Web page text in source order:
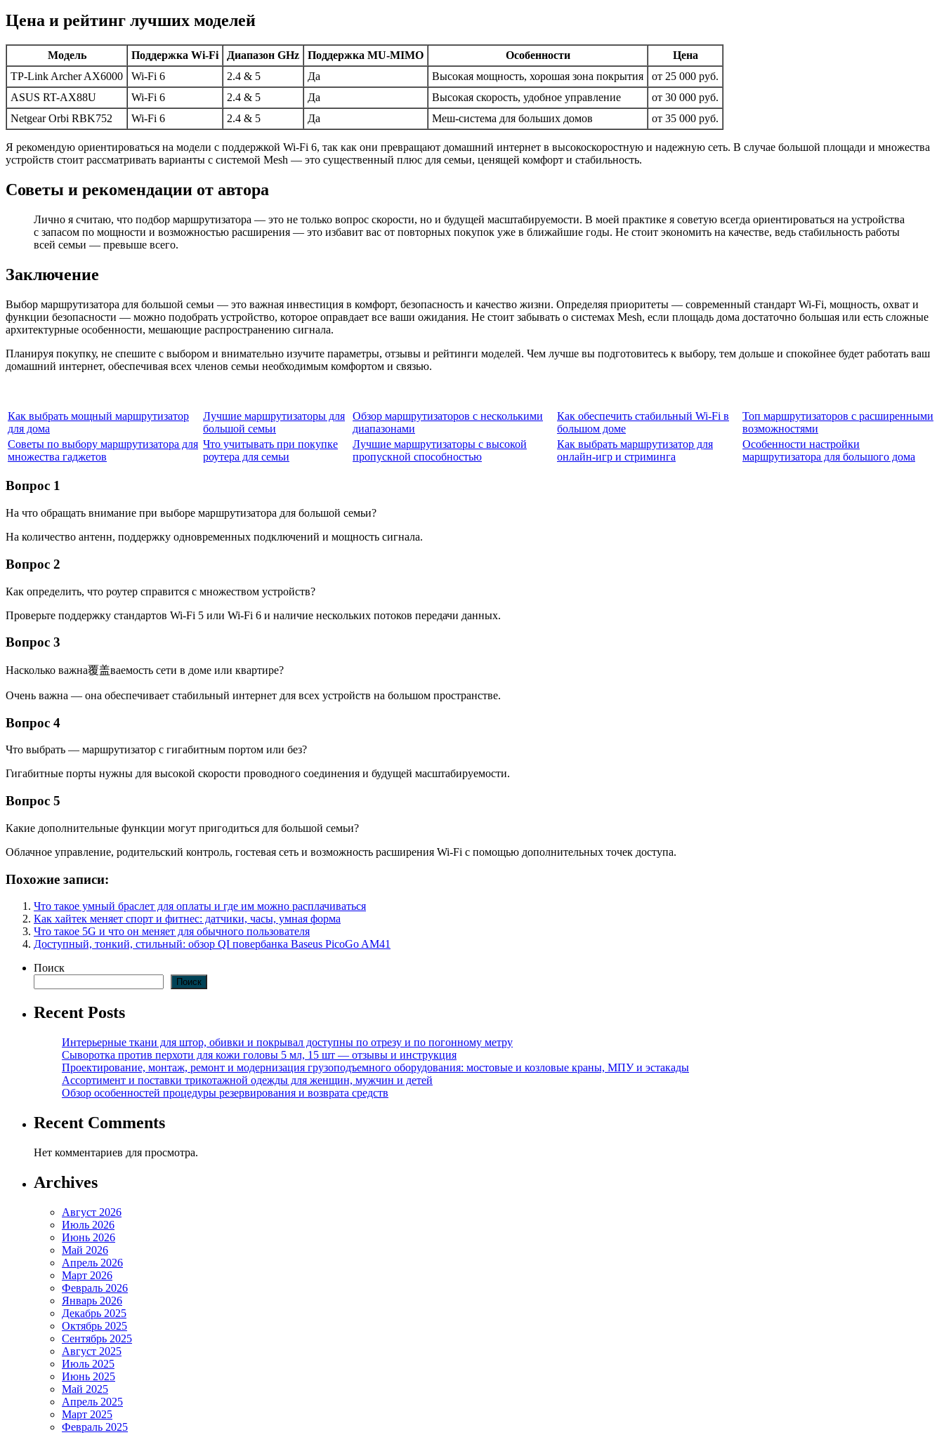
Цена и рейтинг лучших моделей
Модель Поддержка Wi-Fi Диапазон GHz Поддержка MU-MIMO Особенности
Цена
TP-Link Archer AX6000
Wi-Fi 6 2.4 & 5 Да Высокая мощность, хорошая зона покрытия
от 25 000 руб.
ASUS RT-AX88U
Wi-Fi 6 2.4 & 5 Да Высокая скорость, удобное управление
от 30 000 руб.
Netgear Orbi RBK752
Wi-Fi 6 2.4 & 5 Да Меш-система для больших домов от 35 000 руб.
Я рекомендую ориентироваться на модели с поддержкой Wi-Fi 6, так как они превращают домашний интернет в высокоскоростную и надежную сеть. В случае большой площади и множества
устройств стоит рассматривать варианты с системой Mesh — это существенный плюс для семьи, ценящей комфорт и стабильность.
Советы и рекомендации от автора
Лично я считаю, что подбор маршрутизатора — это не только вопрос скорости, но и будущей масштабируемости. В моей практике я советую всегда ориентироваться на устройства
с запасом по мощности и возможностью расширения — это избавит вас от повторных покупок уже в ближайшие годы. Не стоит экономить на качестве, ведь стабильность работы
всей семьи — превыше всего.
Заключение
Выбор маршрутизатора для большой семьи — это важная инвестиция в комфорт, безопасность и качество жизни. Определяя приоритеты — современный стандарт Wi-Fi, мощность, охват и
функции безопасности — можно подобрать устройство, которое оправдает все ваши ожидания. Не стоит забывать о системах Mesh, если площадь дома достаточно большая или есть сложные
архитектурные особенности, мешающие распространению сигнала.
Планируя покупку, не спешите с выбором и внимательно изучите параметры, отзывы и рейтинги моделей. Чем лучше вы подготовитесь к выбору, тем дольше и спокойнее будет работать ваш
домашний интернет, обеспечивая всех членов семьи необходимым комфортом и связью.
Как выбрать мощный маршрутизатор
для дома
Лучшие маршрутизаторы для
большой семьи
Обзор маршрутизаторов с несколькими
диапазонами
Как обеспечить стабильный Wi-Fi в
большом доме
Топ маршрутизаторов с расширенными
возможностями
Советы по выбору маршрутизатора для
множества гаджетов
Что учитывать при покупке
роутера для семьи
Лучшие маршрутизаторы с высокой
пропускной способностью
Как выбрать маршрутизатор для
онлайн-игр и стриминга
Особенности настройки
маршрутизатора для большого дома
Вопрос 1
На что обращать внимание при выборе маршрутизатора для большой семьи?
На количество антенн, поддержку одновременных подключений и мощность сигнала.
Вопрос 2
Как определить, что роутер справится с множеством устройств?
Проверьте поддержку стандартов Wi-Fi 5 или Wi-Fi 6 и наличие нескольких потоков передачи данных.
Вопрос 3
Насколько важна覆盖ваемость сети в доме или квартире?
Очень важна — она обеспечивает стабильный интернет для всех устройств на большом пространстве.
Вопрос 4
Что выбрать — маршрутизатор с гигабитным портом или без?
Гигабитные порты нужны для высокой скорости проводного соединения и будущей масштабируемости.
Вопрос 5
Какие дополнительные функции могут пригодиться для большой семьи?
Облачное управление, родительский контроль, гостевая сеть и возможность расширения Wi-Fi с помощью дополнительных точек доступа.
Похожие записи:
Что такое умный браслет для оплаты и где им можно расплачиваться
Как хайтек меняет спорт и фитнес: датчики, часы, умная форма
Что такое 5G и что он меняет для обычного пользователя
Доступный, тонкий, стильный: обзор QI повербанка Baseus PicoGo AM41
Поиск
Поиск
Recent Posts
Интерьерные ткани для штор, обивки и покрывал доступны по отрезу и по погонному метру
Сыворотка против перхоти для кожи головы 5 мл, 15 шт — отзывы и инструкция
Проектирование, монтаж, ремонт и модернизация грузоподъемного оборудования: мостовые и козловые краны, МПУ и эстакады
Ассортимент и поставки трикотажной одежды для женщин, мужчин и детей
Обзор особенностей процедуры резервирования и возврата средств
Recent Comments
Нет комментариев для просмотра.
Archives
Август 2026
Июль 2026
Июнь 2026
Май 2026
Апрель 2026
Март 2026
Февраль 2026
Январь 2026
Декабрь 2025
Октябрь 2025
Сентябрь 2025
Август 2025
Июль 2025
Июнь 2025
Май 2025
Апрель 2025
Март 2025
Февраль 2025